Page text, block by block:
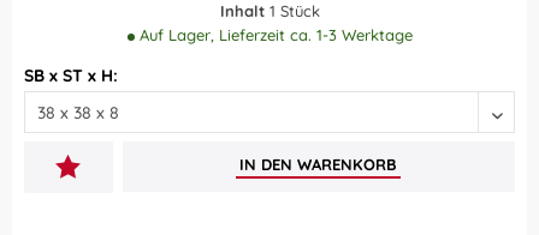
Inhalt 1 Stück
Auf Lager, Lieferzeit ca. 1-3 Werktage
SB x ST x H:
IN DEN WARENKORB